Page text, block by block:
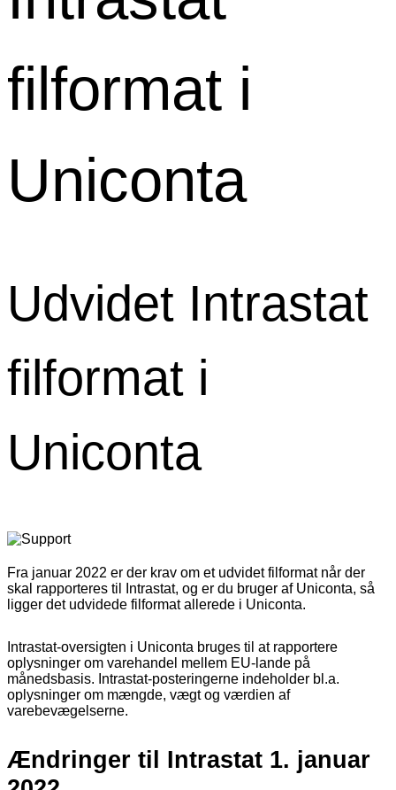
filformat i
Uniconta
Udvidet Intrastat
filformat i
Uniconta
Fra januar 2022 er der krav om et udvidet filformat når der
skal rapporteres til Intrastat, og er du bruger af Uniconta, så
ligger det udvidede filformat allerede i Uniconta.
Intrastat-oversigten i Uniconta bruges til at rapportere
oplysninger om varehandel mellem EU-lande på
månedsbasis. Intrastat-posteringerne indeholder bl.a.
oplysninger om mængde, vægt og værdien af
varebevægelserne.
Ændringer til Intrastat 1. januar